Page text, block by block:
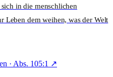
sich in die menschlichen
Leben dem weihen, was der Welt
· Abs. 105:1 ↗